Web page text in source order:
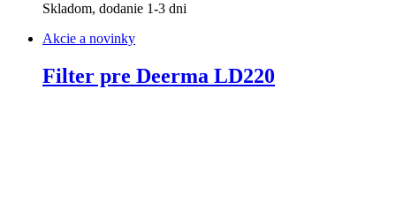
Skladom, dodanie 1-3 dni
Akcie a novinky
Filter pre Deerma LD220